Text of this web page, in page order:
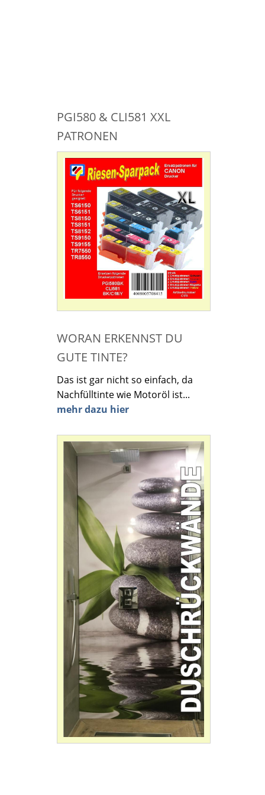
PGI580 & CLI581 XXL
PATRONEN
WORAN ERKENNST DU
GUTE TINTE?
Das ist gar nicht so einfach, da
Nachfülltinte wie Motoröl ist...
mehr dazu hier